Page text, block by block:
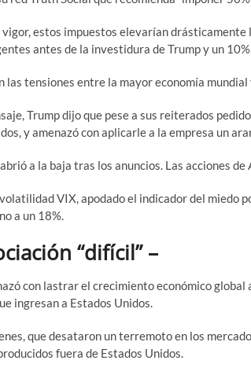
vigor, estos impuestos elevarían
antes de la investidura de Trump y un
las tensiones entre la mayor economía mundial
Trump dijo que pese a sus reiterados
y amenazó con aplicarle a la empresa un
a la baja tras los anuncios. Las acciones
VIX, apodado el indicador del miedo
a un 18%.
“difícil” –
con lastrar el crecimiento económico
ingresan a Estados Unidos.
que desataron un terremoto en los
fuera de Estados Unidos.